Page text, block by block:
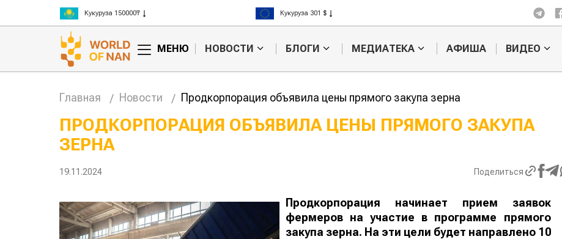
Кукуруза 150000₸
Рис 300000₸
Пшеница 3 класс 125000₸
Кукуруза 301 $
Рис 408 $
МЕНЮ НОВОСТИ БЛОГИ МЕДИАТЕКА АФИША ВИДЕО
Главная Новости Продкорпорация объявила цены прямого закупа зерна
ПРОДКОРПОРАЦИЯ ОБЪЯВИЛА ЦЕНЫ ПРЯМОГО ЗАКУПА
ЗЕРНА
19.11.2024 Поделиться
Продкорпорация начинает прием заявок
фермеров на участие в программе прямого
закупа зерна. На эти цели будет направлено 10
экспорте чечевицы
используют для
производства